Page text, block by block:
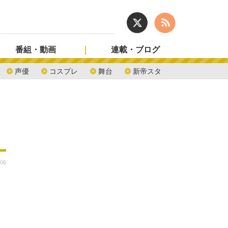
声優 コスプレ 舞台 新帝スタ
番組・動画 連載・ブログ